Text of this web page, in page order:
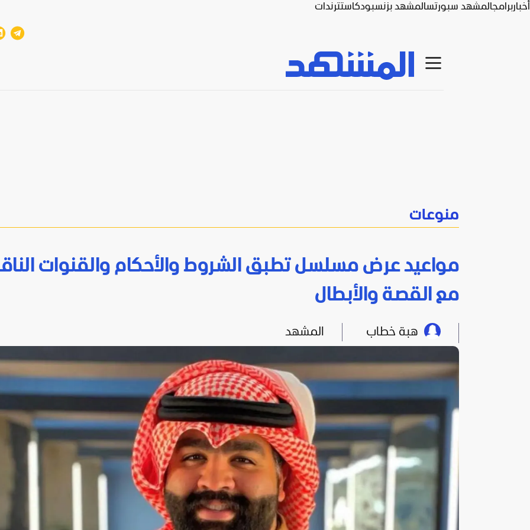
أخباربرامجالمشهد سبورتسالمشهد بزنسبودكاستترندات
منوعات
مواعيد عرض مسلسل تطبق الشروط والأحكام والقنوات
مع القصة والأبطال
هبة خطاب المشهد